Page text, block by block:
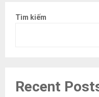
Tìm kiếm
Recent